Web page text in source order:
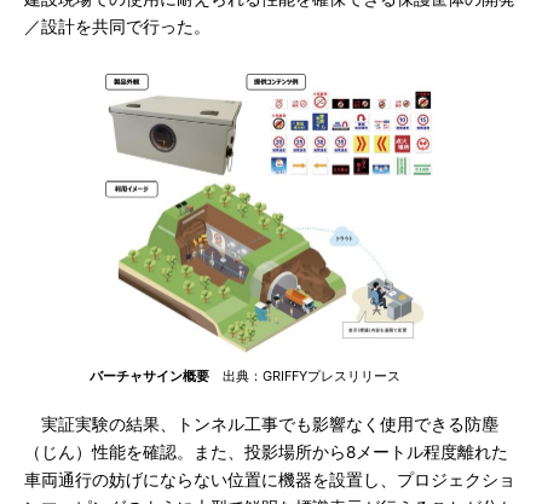
／設計を共同で行った。
バーチャサイン概要 出典：GRIFFYプレスリリース
実証実験の結果、トンネル工事でも影響なく使用できる防塵
（じん）性能を確認。また、投影場所から8メートル程度離れた
車両通行の妨げにならない位置に機器を設置し、プロジェクショ